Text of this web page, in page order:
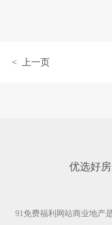
< 上一页
优选好房
91免费福利网站商业地产